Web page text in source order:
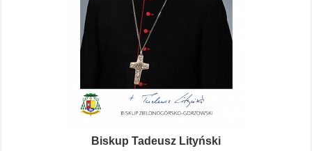
Biskup Tadeusz Lityński